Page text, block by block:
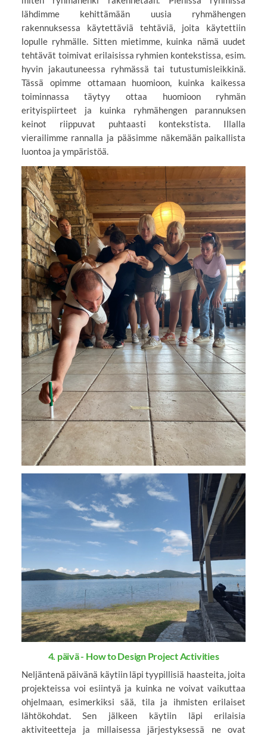
lähdimme kehittämään uusia ryhmähengen
rakennuksessa käytettäviä tehtäviä, joita käytettiin
lopulle ryhmälle. Sitten mietimme, kuinka nämä uudet
tehtävät toimivat erilaisissa ryhmien kontekstissa, esim.
hyvin jakautuneessa ryhmässä tai tutustumisleikkinä.
Tässä opimme ottamaan huomioon, kuinka kaikessa
toiminnassa täytyy ottaa huomioon ryhmän
erityispiirteet ja kuinka ryhmähengen parannuksen
keinot riippuvat puhtaasti kontekstista. Illalla
vierailimme rannalla ja pääsimme näkemään paikallista
luontoa ja ympäristöä.
4. päivä - How to Design Project Activities
Neljäntenä päivänä käytiin läpi tyypillisiä haasteita, joita
projekteissa voi esiintyä ja kuinka ne voivat vaikuttaa
ohjelmaan, esimerkiksi sää, tila ja ihmisten erilaiset
lähtökohdat. Sen jälkeen käytiin läpi erilaisia
aktiviteetteja ja millaisessa järjestyksessä ne ovat